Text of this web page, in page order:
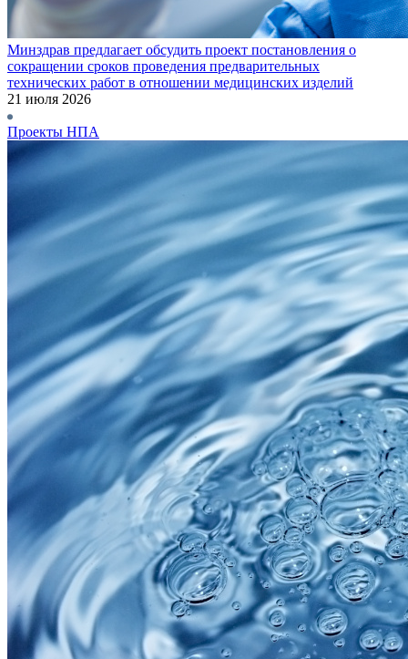
Минздрав предлагает обсудить проект постановления о
сокращении сроков проведения предварительных
технических работ в отношении медицинских изделий
21 июля 2026
Проекты НПА